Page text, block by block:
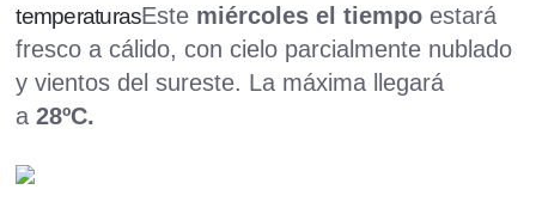
temperaturasEste miércoles el tiempo estará
fresco a cálido, con cielo parcialmente nublado
y vientos del sureste. La máxima llegará
a 28ºC.